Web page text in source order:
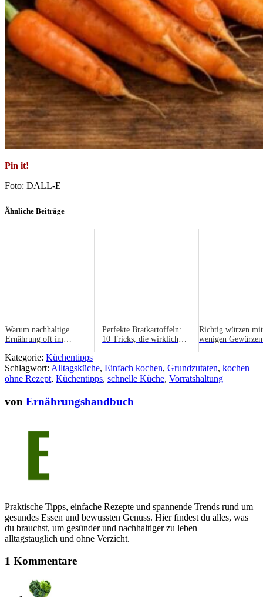
Pin it!
Foto: DALL-E
Ähnliche Beiträge
Warum nachhaltige
Ernährung oft im
Perfekte Bratkartoffeln:
10 Tricks, die wirklich
Richtig würzen mit
wenigen
Kategorie: Küchentipps
Schlagwort: Alltagsküche, Einfach kochen, Grundzutaten, kochen
ohne Rezept, Küchentipps, schnelle Küche, Vorratshaltung
von Ernährungshandbuch
Praktische Tipps, einfache Rezepte und spannende Trends rund um
gesundes Essen und bewussten Genuss. Hier findest du alles, was
du brauchst, um gesünder und nachhaltiger zu leben –
alltagstauglich und ohne Verzicht.
1 Kommentare